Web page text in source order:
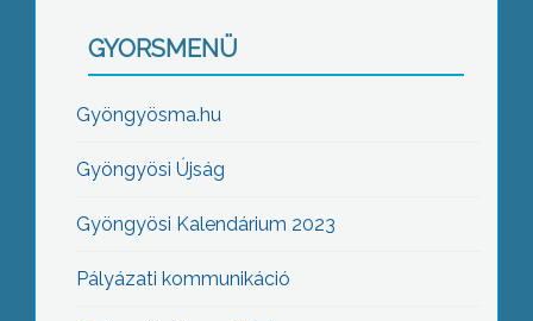
GYORSMENÜ
Gyöngyösma.hu
Gyöngyösi Újság
Gyöngyösi Kalendárium 2023
Pályázati kommunikáció